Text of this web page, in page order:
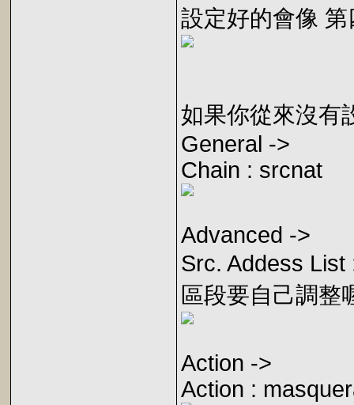
設定好的會像
如果你從來沒有
General ->
Chain : srcnat
Advanced ->
Src. Addess
區段要自己調整
Action ->
Action :